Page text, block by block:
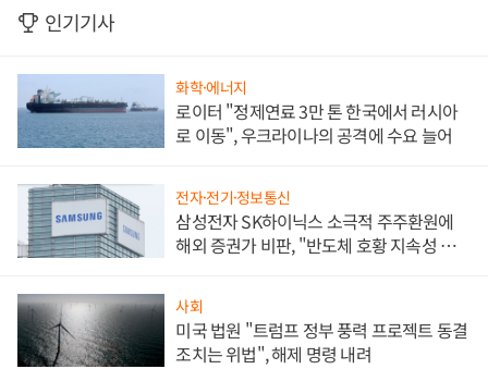
인기기사
화학·에너지
로이터 "정제연료 3만 톤 한국에서 러시아
로 이동", 우크라이나의 공격에 수요 늘어
전자·전기·정보통신
삼성전자 SK하이닉스 소극적 주주환원에
해외 증권가 비판, "반도체 호황 지속성 의
사회
미국 법원 "트럼프 정부 풍력 프로젝트 동결
조치는 위법", 해제 명령 내려